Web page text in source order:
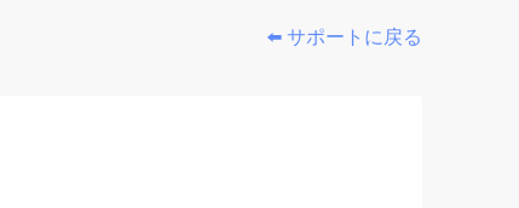
⬅️ サポートに戻る